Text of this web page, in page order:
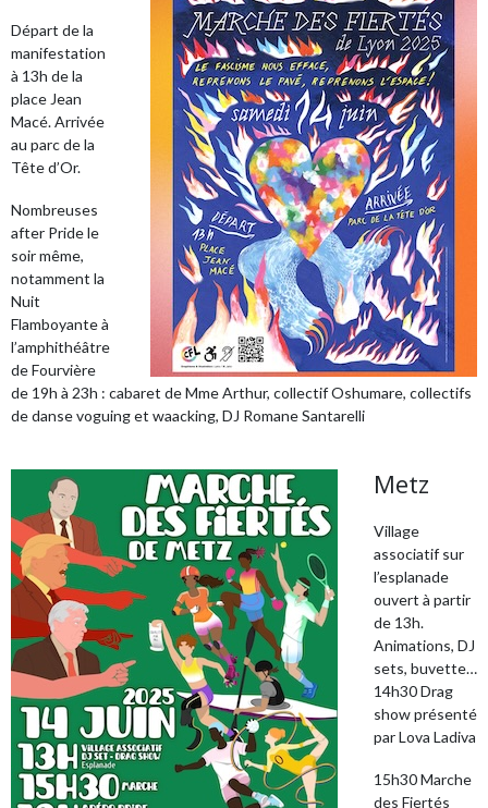
Départ de la
manifestation
à 13h de la
place Jean
Macé. Arrivée
au parc de la
Tête d’Or.
Nombreuses
after Pride le
soir même,
notamment la
Nuit
Flamboyante à
l’amphithéâtre
de Fourvière
de 19h à 23h : cabaret de Mme Arthur, collectif Oshumare, collectifs
de danse voguing et waacking, DJ Romane Santarelli
Metz
Village
associatif sur
l’esplanade
ouvert à partir
de 13h.
Animations, DJ
sets, buvette…
14h30 Drag
show présenté
par Lova Ladiva
15h30 Marche
des Fiertés